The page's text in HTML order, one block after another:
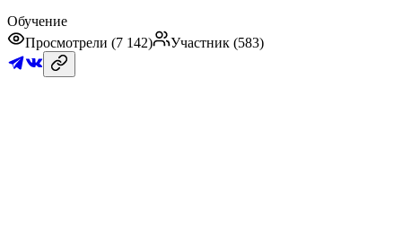
Обучение
Просмотрели (7 142) Участник (583)